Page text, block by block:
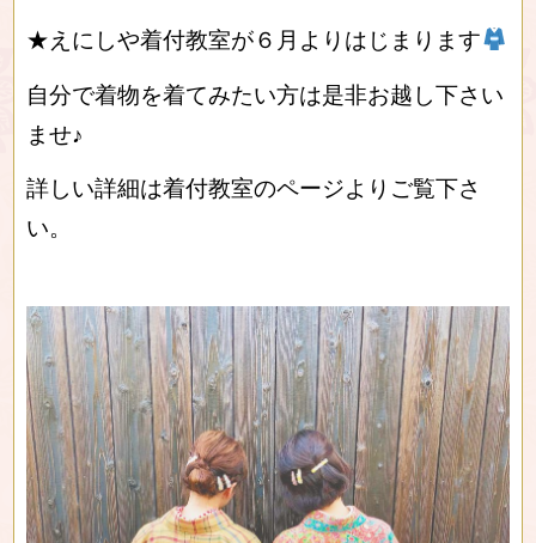
★えにしや着付教室が６月よりはじまります
自分で着物を着てみたい方は是非お越し下さい
ませ♪
詳しい詳細は着付教室のページよりご覧下さ
い。